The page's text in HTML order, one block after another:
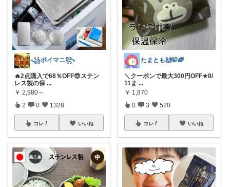
꧁ポイマニ꧂
🔥2点購入で68％OFF😎ステン
レス製の保 ...
￥ 2,980～
2 0 1328
コレ いいね
たまとも🙌🤭🌈
＼クーポンで最大300円OFF★8/
11ま ...
￥ 1,870
0 3 520
コレ いいね